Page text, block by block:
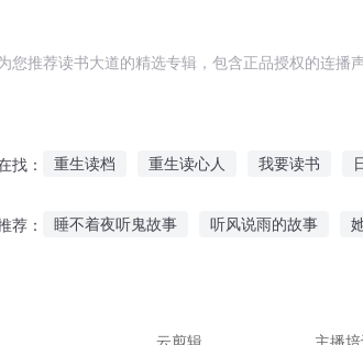
您推荐读书大道的精选专辑，包含正品授权的连播
找： 重生读档 重生读心人 我要读书
荐： 睡不着夜听鬼故事 听风说雨的故事
云剪辑
主播培